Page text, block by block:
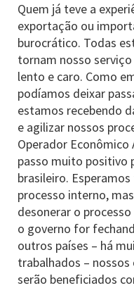
Quem já teve a
exportação ou
burocrático. Todas
tornam nosso
lento e caro. Como
podíamos deixar
estamos recebendo
e agilizar nossos
Operador
passo muito positivo
brasileiro.
processo interno,
desonerar o
o governo for
outros países – há
trabalhados –
serão beneficiados